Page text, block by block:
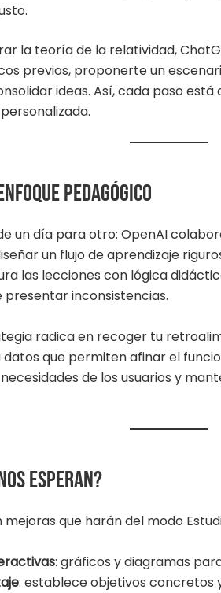
la teoría de la relatividad,
previos, proponerte un
ideas. Así, cada paso
pedagógico
un día para otro: OpenAI
un flujo de aprendizaje
las lecciones con lógica
inconsistencias.
radica en recoger tu
que permiten afinar el
de los usuarios y
esperan?
que harán del modo
: gráficos y diagramas
: establece objetivos concretos